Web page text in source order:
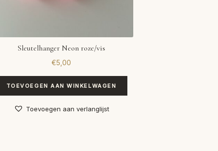
Sleutelhanger Neon roze/vis
€5,00
TOEVOEGEN AAN WINKELWAGEN
Toevoegen aan verlanglijst